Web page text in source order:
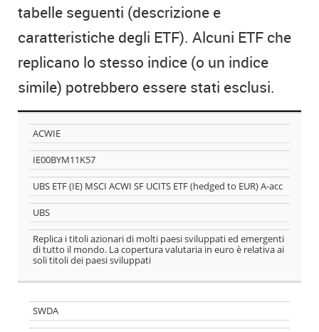
tabelle seguenti (descrizione e
caratteristiche degli ETF). Alcuni ETF che
replicano lo stesso indice (o un indice
simile) potrebbero essere stati esclusi.
GLI ETF
SEGUENTI
SONO
POSSIBILI
ALTERNATIVE
DELL'ETF:
CSEMU
E NON
PRETENDE DI
ESSERE
Ticker
ISIN
Nome
Società
emittente
Descrizione
ACWIE
IE00BYM11K57
UBS ETF (IE) MSCI ACWI SF UCITS ETF (hedged to EUR) A-acc
UBS
Replica i titoli azionari di molti paesi sviluppati ed emergenti
di tutto il mondo. La copertura valutaria in euro è relativa ai
soli titoli dei paesi sviluppati
SWDA